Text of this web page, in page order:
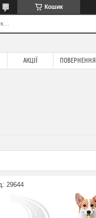
Кошик
АКЦІЇ ПОВЕРНЕННЯ
29644